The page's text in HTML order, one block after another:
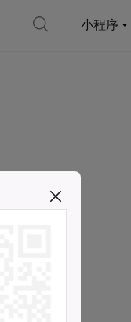
小程序